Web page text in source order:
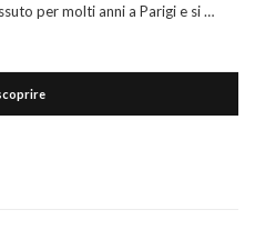
per molti anni a Parigi e si …